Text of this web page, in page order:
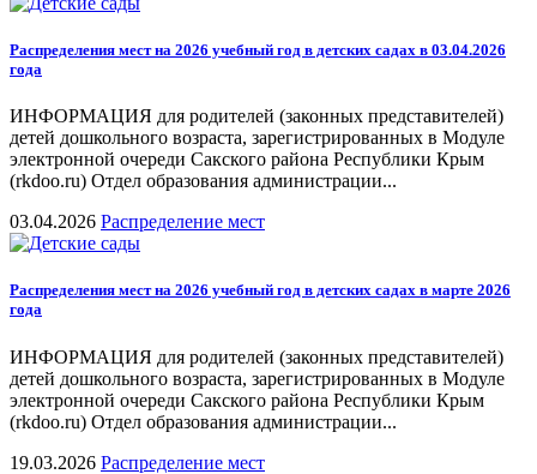
Распределения мест на 2026 учебный год в детских садах в 03.04.2026
года
ИНФОРМАЦИЯ для родителей (законных представителей)
детей дошкольного возраста, зарегистрированных в Модуле
электронной очереди Сакского района Республики Крым
(rkdoo.ru) Отдел образования администрации...
03.04.2026 Распределение мест
Распределения мест на 2026 учебный год в детских садах в марте 2026
года
ИНФОРМАЦИЯ для родителей (законных представителей)
детей дошкольного возраста, зарегистрированных в Модуле
электронной очереди Сакского района Республики Крым
(rkdoo.ru) Отдел образования администрации...
19.03.2026 Распределение мест